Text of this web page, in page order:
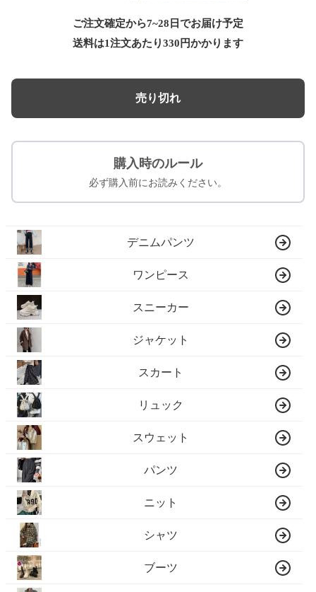
ご注文確定から7~28日でお届け予定
送料は1注文あたり330 円かかります
売り切れ
購入時のルール
必ず購入前にお読みください。
デニムパンツ
ワンピース
スニーカー
ジャケット
スカート
リュック
スウェット
パンツ
ニット
シャツ
ブーツ